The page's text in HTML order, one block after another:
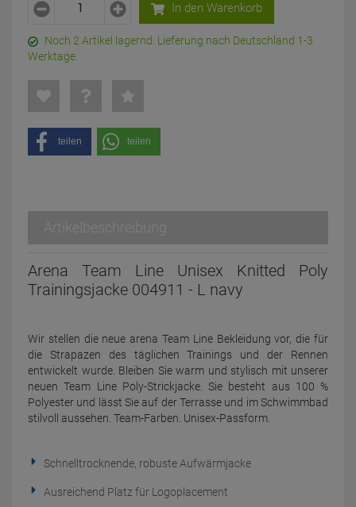
In den Warenkorb
Noch 2 Artikel lagernd. Lieferung nach Deutschland 1-3
Werktage.
teilen teilen
Artikelbeschreibung
Arena Team Line Unisex Knitted Poly
Trainingsjacke 004911 - L navy
Wir stellen die neue arena Team Line Bekleidung vor, die für
die Strapazen des täglichen Trainings und der Rennen
entwickelt wurde. Bleiben Sie warm und stylisch mit unserer
neuen Team Line Poly-Strickjacke. Sie besteht aus 100 %
Polyester und lässt Sie auf der Terrasse und im Schwimmbad
stilvoll aussehen. Team-Farben. Unisex-Passform.
Schnelltrocknende, robuste Aufwärmjacke
Ausreichend Platz für Logoplacement